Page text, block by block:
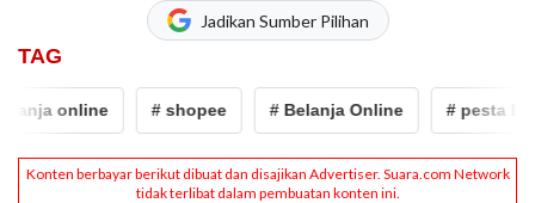
Jadikan Sumber Pilihan
TAG
online # shopee # Belanja Online # pesta